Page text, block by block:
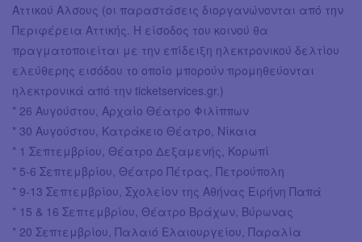
Αττικού Αλσους (οι παραστάσεις διοργανώνονται από την
Περιφέρεια Αττικής. Η είσοδος του κοινού θα
πραγματοποιείται με την επίδειξη ηλεκτρονικού δελτίου
ελεύθερης εισόδου το οποίο μπορούν προμηθεύονται
ηλεκτρονικά από την ticketservices.gr.)
* 26 Αυγούστου, Αρχαίο Θέατρο Φιλίππων
* 30 Αυγούστου, Κατράκειο Θέατρο, Νίκαια
* 1 Σεπτεμβρίου, Θέατρο Δεξαμενής, Κορωπί
* 5-6 Σεπτεμβρίου, Θέατρο Πέτρας, Πετρούπολη
* 9-13 Σεπτεμβρίου, Σχολείον της Αθήνας Ειρήνη Παπά
* 15 & 16 Σεπτεμβρίου, Θέατρο Βράχων, Βύρωνας
* 20 Σεπτεμβρίου, Παλαιό Ελαιουργείου, Παραλία